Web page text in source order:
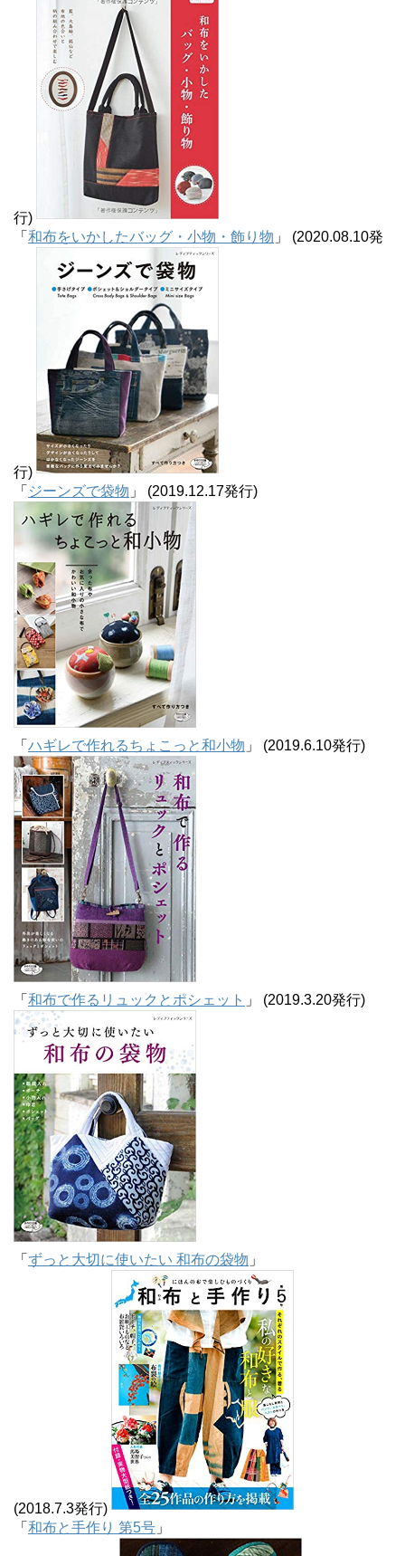
行)
「 和布をいかしたバッグ・小物・飾り物 」 (2020.08.10発
行)
「 ジーンズで袋物 」 (2019.12.17発行)
「 ハギレで作れるちょこっと和小物 」 (2019.6.10発行)
「 和布で作るリュックとポシェット 」 (2019.3.20発行)
「 ずっと大切に使いたい 和布の袋物 」
(2018.7.3発行)
「 和布と手作り 第5号 」